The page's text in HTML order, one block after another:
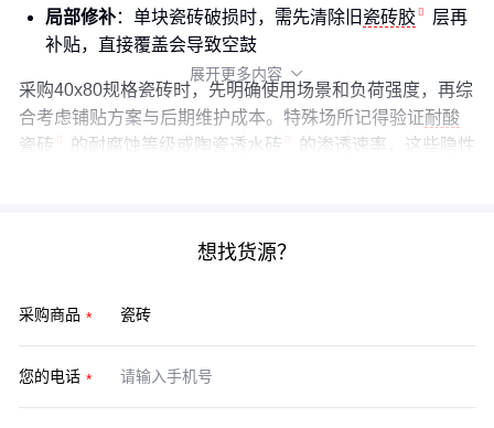
局部修补：单块瓷砖破损时，需先清除旧瓷砖胶
层再
补贴，直接覆盖会导致空鼓
采购40x80规格瓷砖时，先明确使用场景和负荷强度，再综
合考虑铺贴方案与后期维护成本。特殊场所记得验证耐酸
瓷砖
的耐腐蚀等级或陶瓷透水砖
的渗透速率，这些隐性
展开更多内容 
想找货源？
采购商品
您的电话